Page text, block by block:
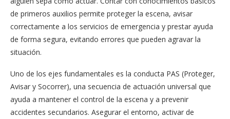
de primeros auxilios permite proteger la escena, avisar
correctamente a los servicios de emergencia y prestar ayuda
de forma segura, evitando errores que pueden agravar la
situación.
Uno de los ejes fundamentales es la conducta PAS (Proteger,
Avisar y Socorrer), una secuencia de actuación universal que
ayuda a mantener el control de la escena y a prevenir
accidentes secundarios. Asegurar el entorno, activar de